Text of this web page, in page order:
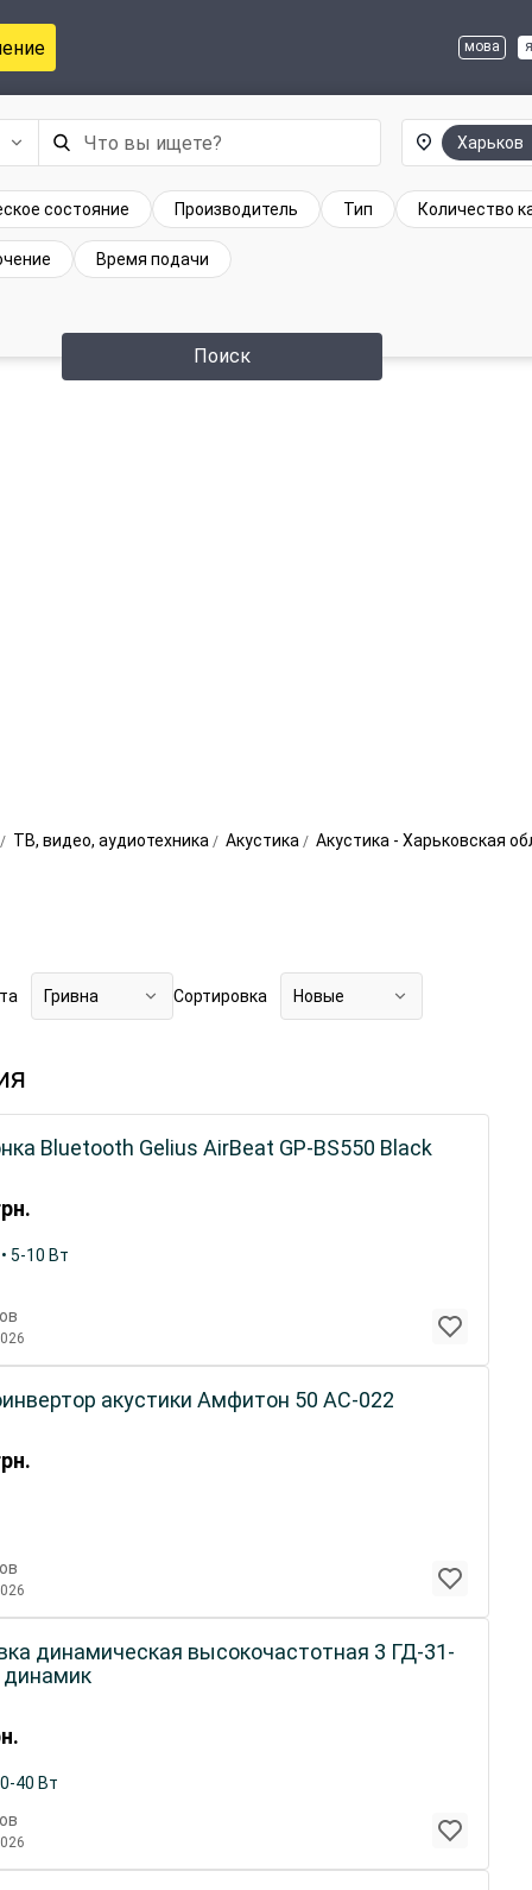
мова
Харьков
Поиск
состояние Производитель Тип Количество
Время подачи
ТВ, видео, аудиотехника Акустика Акустика - Харьковская
Гривна Сортировка Новые
Bluetooth Gelius AirBeat GP-BS550 Black
5-10 Вт
акустики Амфитон 50 АС-022
динамическая высокочастотная 3 ГД-31-
динамик
40 Вт